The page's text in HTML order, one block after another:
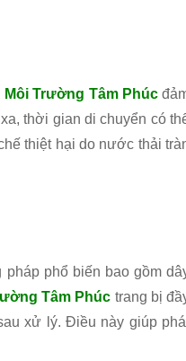
Môi Trường Tâm Phúc
thời gian di chuyển có
thiệt hại do nước thải
phổ biến bao gồm
Tâm Phúc trang bị
xử lý. Điều này giúp